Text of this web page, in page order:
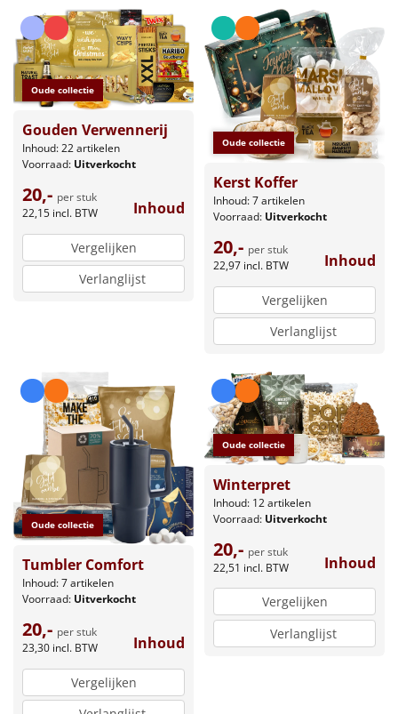
Oude collectie
Gouden Verwennerij
Inhoud: 22 artikelen
Voorraad: Uitverkocht
20,- per stuk
22,15 incl. BTW Inhoud
Vergelijken
Verlanglijst
Oude collectie
Kerst Koffer
Inhoud: 7 artikelen
Voorraad: Uitverkocht
20,- per stuk
22,97 incl. BTW Inhoud
Vergelijken
Verlanglijst
Oude collectie
Tumbler Comfort
Inhoud: 7 artikelen
Voorraad: Uitverkocht
20,- per stuk
23,30 incl. BTW Inhoud
Vergelijken
Oude collectie
Winterpret
Inhoud: 12 artikelen
Voorraad: Uitverkocht
20,- per stuk
22,51 incl. BTW Inhoud
Vergelijken
Verlanglijst